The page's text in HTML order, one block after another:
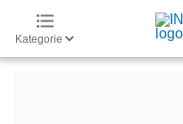
Kategorie